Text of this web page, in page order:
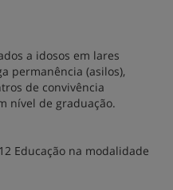
a idosos em lares
permanência (asilos),
de convivência
nível de graduação.
Educação na modalidade